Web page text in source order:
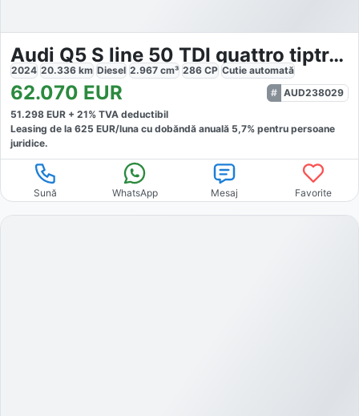
Audi Q5 S line 50 TDI quattro tiptronic
2024 20.336 km Diesel 2.967 cm³ 286 CP Cutie automată
62.070 EUR
AUD238029
51.298 EUR + 21% TVA deductibil
Leasing de la 625 EUR/luna cu dobăndă anuală 5,7% pentru persoane
juridice.
Sună WhatsApp Mesaj Favorite